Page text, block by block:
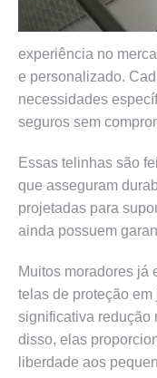
experiência no
e personalizado.
necessidades
seguros sem
Essas telinhas são
que asseguram
projetadas para
ainda possuem
Muitos moradores já
telas de proteção
significativa redução
disso, elas
liberdade aos